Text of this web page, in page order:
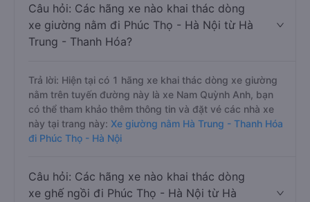
Câu hỏi: Các hãng xe nào khai thác dòng
xe giường nằm đi Phúc Thọ - Hà Nội từ Hà
Trung - Thanh Hóa?
Trả lời: Hiện tại có 1 hãng xe khai thác dòng xe giường
nằm trên tuyến đường này là xe Nam Quỳnh Anh, bạn
có thể tham khảo thêm thông tin và đặt vé các nhà xe
này tại trang này: Xe giường nằm Hà Trung - Thanh Hóa
đi Phúc Thọ - Hà Nội
Câu hỏi: Các hãng xe nào khai thác dòng
xe ghế ngồi đi Phúc Thọ - Hà Nội từ Hà